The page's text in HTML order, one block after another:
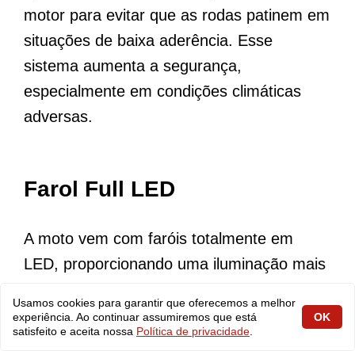
motor para evitar que as rodas patinem em
situações de baixa aderência. Esse
sistema aumenta a segurança,
especialmente em condições climáticas
adversas.
Farol Full LED
A moto vem com faróis totalmente em
LED, proporcionando uma iluminação mais
LEDs consomem menos energia e têm
maior durabilidade, garantindo mais
Usamos cookies para garantir que oferecemos a melhor
experiência. Ao continuar assumiremos que está
satisfeito e aceita nossa Política de privacidade
OK